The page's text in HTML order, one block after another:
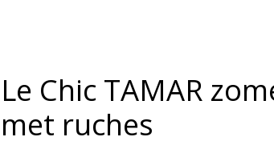
Le Chic TAMAR
met ruches